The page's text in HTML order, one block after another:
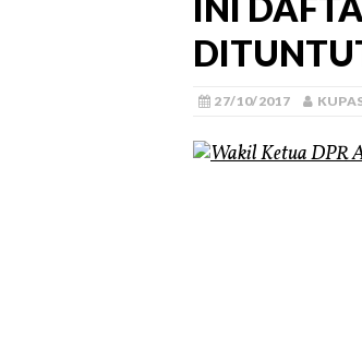
INI
27/10/2017